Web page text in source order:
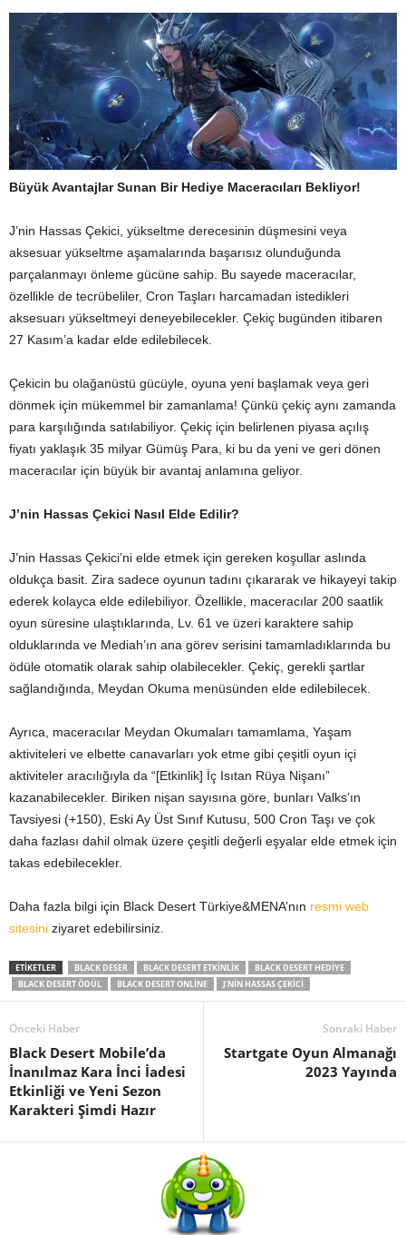
Büyük Avantajlar Sunan Bir Hediye Maceracıları Bekliyor!
J’nin Hassas Çekici, yükseltme derecesinin düşmesini veya
aksesuar yükseltme aşamalarında başarısız olunduğunda
parçalanmayı önleme gücüne sahip. Bu sayede maceracılar,
özellikle de tecrübeliler, Cron Taşları harcamadan istedikleri
aksesuarı yükseltmeyi deneyebilecekler. Çekiç bugünden itibaren
27 Kasım’a kadar elde edilebilecek.
Çekicin bu olağanüstü gücüyle, oyuna yeni başlamak veya geri
dönmek için mükemmel bir zamanlama! Çünkü çekiç aynı zamanda
para karşılığında satılabiliyor. Çekiç için belirlenen piyasa açılış
fiyatı yaklaşık 35 milyar Gümüş Para, ki bu da yeni ve geri dönen
maceracılar için büyük bir avantaj anlamına geliyor.
J’nin Hassas Çekici Nasıl Elde Edilir?
J’nin Hassas Çekici’ni elde etmek için gereken koşullar aslında
oldukça basit. Zira sadece oyunun tadını çıkararak ve hikayeyi takip
ederek kolayca elde edilebiliyor. Özellikle, maceracılar 200 saatlik
oyun süresine ulaştıklarında, Lv. 61 ve üzeri karaktere sahip
olduklarında ve Mediah’ın ana görev serisini tamamladıklarında bu
ödüle otomatik olarak sahip olabilecekler. Çekiç, gerekli şartlar
sağlandığında, Meydan Okuma menüsünden elde edilebilecek.
Ayrıca, maceracılar Meydan Okumaları tamamlama, Yaşam
aktiviteleri ve elbette canavarları yok etme gibi çeşitli oyun içi
aktiviteler aracılığıyla da “[Etkinlik] İç Isıtan Rüya Nişanı”
kazanabilecekler. Biriken nişan sayısına göre, bunları Valks’ın
Tavsiyesi (+150), Eski Ay Üst Sınıf Kutusu, 500 Cron Taşı ve çok
daha fazlası dahil olmak üzere çeşitli değerli eşyalar elde etmek için
takas edebilecekler.
Daha fazla bilgi için Black Desert Türkiye&MENA’nın resmi web
sitesini ziyaret edebilirsiniz.
ETIKETLER BLACK DESER BLACK DESERT ETKINLIK
BLACK DESERT HEDIYE
BLACK DESERT ÖDÜL
BLACK DESERT ONLINE J'NIN HASSAS ÇEKICI
Önceki Haber
Black Desert Mobile’da
İnanılmaz Kara İnci İadesi
Etkinliği ve Yeni Sezon
Karakteri Şimdi Hazır
Sonraki Haber
Startgate Oyun Almanağı
2023 Yayında